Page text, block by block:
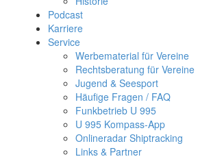
Podcast
Karriere
Service
Werbematerial für Vereine
Rechtsberatung für Vereine
Jugend & Seesport
Häufige Fragen / FAQ
Funkbetrieb U 995
U 995 Kompass-App
Onlineradar Shiptracking
Links & Partner